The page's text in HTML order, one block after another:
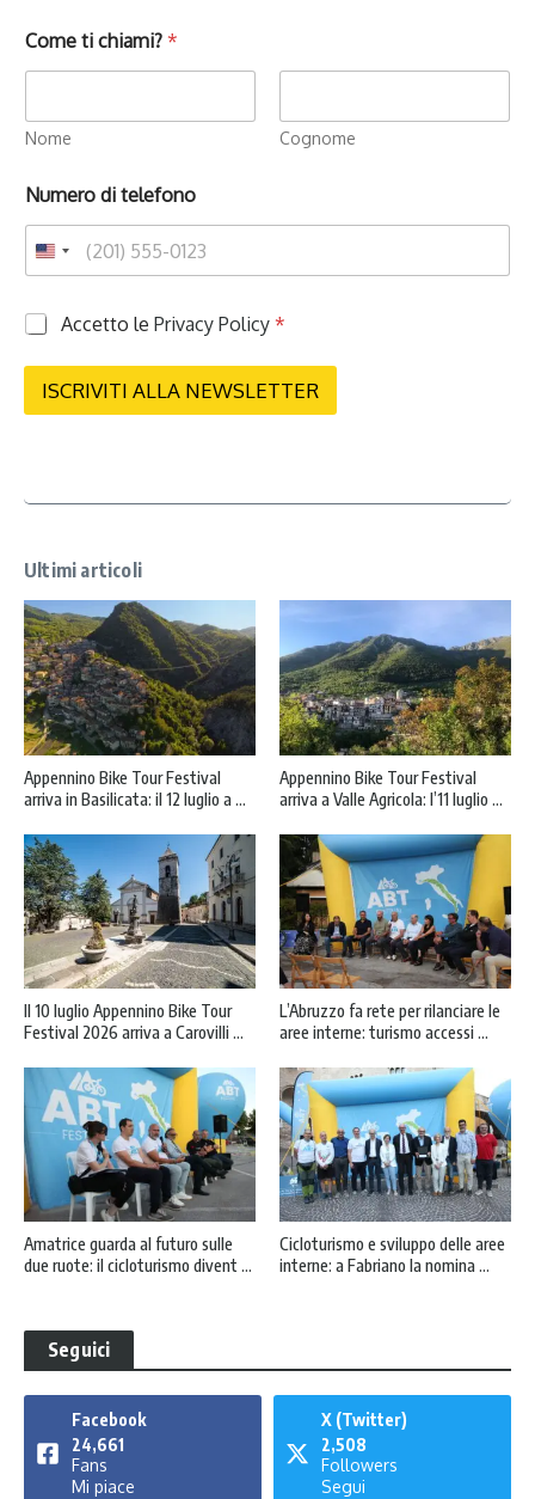
Come ti chiami? *
Nome Cognome
Numero di telefono
P
i
a
Accetto le Privacy Policy *
ISCRIVITI ALLA NEWSLETTER
Ultimi articoli
Appennino Bike Tour Festival
arriva in Basilicata: il 12 luglio a ...
Appennino Bike Tour Festival
arriva a Valle Agricola: l’11 luglio ...
Il 10 luglio Appennino Bike Tour
Festival 2026 arriva a Carovilli ...
L’Abruzzo fa rete per rilanciare le
aree interne: turismo accessi ...
Amatrice guarda al futuro sulle
due ruote: il cicloturismo divent ...
Cicloturismo e sviluppo delle aree
interne: a Fabriano la nomina ...
Seguici
Facebook
24,661
Fans
Mi piace
X (Twitter)
2,508
Followers
Segui